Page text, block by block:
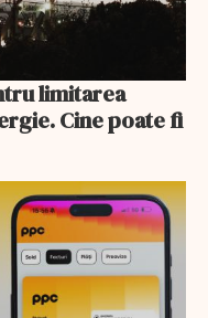
limitarea
Cine poate fi